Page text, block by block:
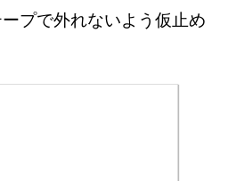
プで外れないよう仮止め